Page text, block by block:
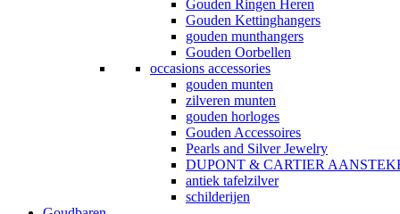
Gouden Ringen Heren
Gouden Kettinghangers
gouden munthangers
Gouden Oorbellen
occasions accessories
gouden munten
zilveren munten
gouden horloges
Gouden Accessoires
Pearls and Silver Jewelry
DUPONT & CARTIER
antiek tafelzilver
schilderijen